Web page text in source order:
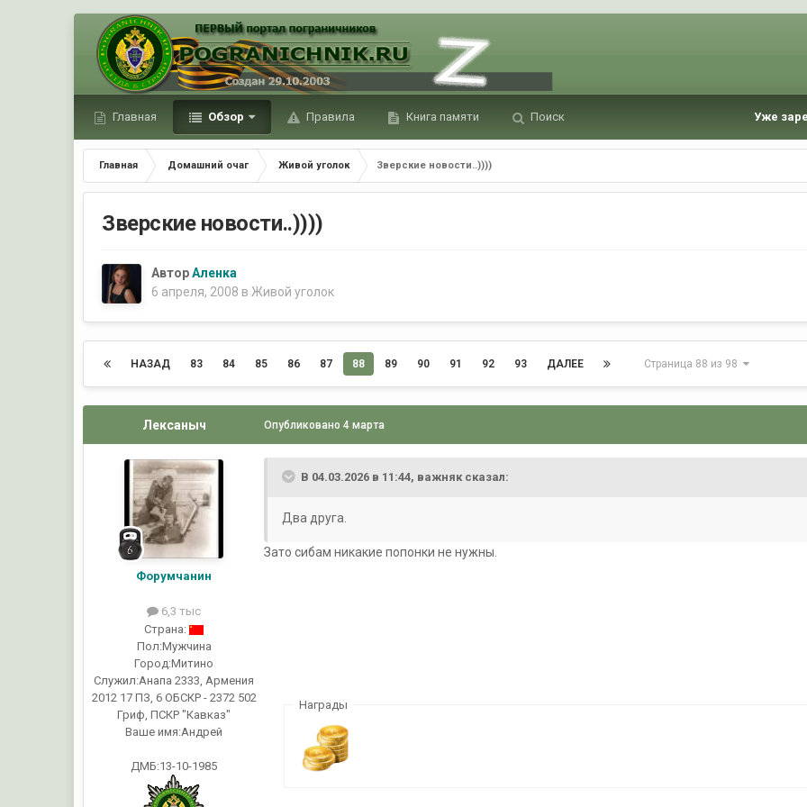
Главная Обзор Правила Книга памяти Поиск Уже
Главная Домашний очаг Живой уголок Зверские новости..))))
Зверские новости..))))
АвторАленка
6 апреля, 2008 вЖивой уголок
НАЗАД 83 84 85 86 87 88 89 90 91 92 93 ДАЛЕЕ Страница 88 из 98
Лексаныч
Форумчанин
6,3 тыс
Страна:
Пол:Мужчина
Город:Митино
Служил:Анапа 2333, Армения
2012 17 ПЗ, 6 ОБСКР - 2372 502
Гриф, ПСКР "Кавказ"
Ваше имя:Андрей
ДМБ:13-10-1985
Опубликовано4 марта
В 04.03.2026 в 11:44, важняксказал:
Два друга.
Зато сибам никакие попонки не нужны.
Награды